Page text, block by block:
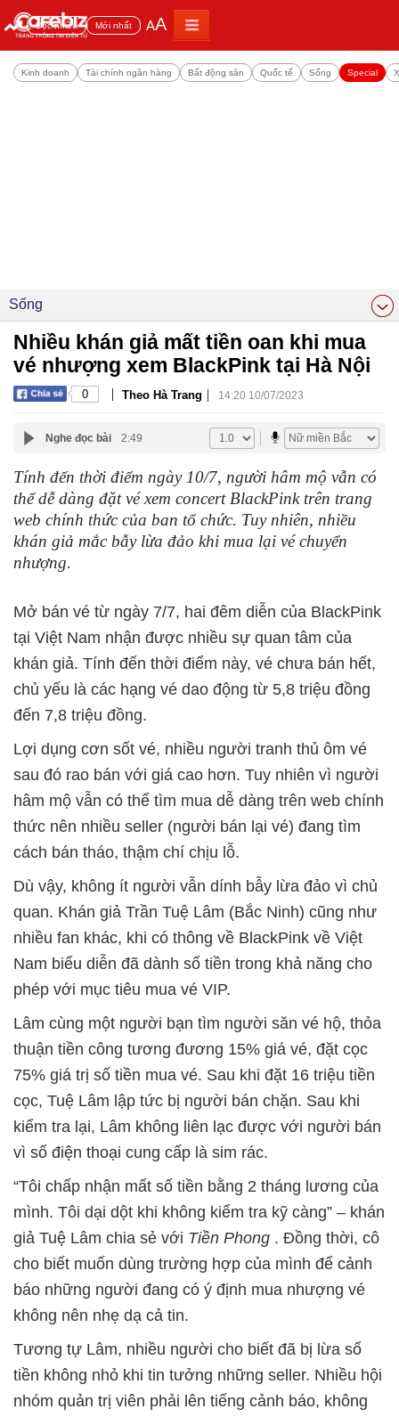
Đọc nhiều Mới nhất AA
Kinh doanh Tài chính ngân hàng Bất động sản Quốc tế Sống Special
Sống
Nhiều khán giả mất tiền oan khi mua
vé nhượng xem BlackPink tại Hà Nội
0 | Theo Hà Trang | 14:20 10/07/2023
Nghe đọc bài 2:49
Tính đến thời điểm ngày 10/7, người hâm mộ vẫn có
thể dễ dàng đặt vé xem concert BlackPink trên trang
web chính thức của ban tổ chức. Tuy nhiên, nhiều
khán giả mắc bẫy lừa đảo khi mua lại vé chuyển
nhượng.
Mở bán vé từ ngày 7/7, hai đêm diễn của BlackPink
tại Việt Nam nhận được nhiều sự quan tâm của
khán giả. Tính đến thời điểm này, vé chưa bán hết,
chủ yếu là các hạng vé dao động từ 5,8 triệu đồng
đến 7,8 triệu đồng.
Lợi dụng cơn sốt vé, nhiều người tranh thủ ôm vé
sau đó rao bán với giá cao hơn. Tuy nhiên vì người
hâm mộ vẫn có thể tìm mua dễ dàng trên web chính
thức nên nhiều seller (người bán lại vé) đang tìm
cách bán tháo, thậm chí chịu lỗ.
Dù vậy, không ít người vẫn dính bẫy lừa đảo vì chủ
quan. Khán giả Trần Tuệ Lâm (Bắc Ninh) cũng như
nhiều fan khác, khi có thông về BlackPink về Việt
Nam biểu diễn đã dành số tiền trong khả năng cho
phép với mục tiêu mua vé VIP.
Lâm cùng một người bạn tìm người săn vé hộ, thỏa
thuận tiền công tương đương 15% giá vé, đặt cọc
75% giá trị số tiền mua vé. Sau khi đặt 16 triệu tiền
cọc, Tuệ Lâm lập tức bị người bán chặn. Sau khi
kiểm tra lại, Lâm không liên lạc được với người bán
vì số điện thoại cung cấp là sim rác.
“Tôi chấp nhận mất số tiền bằng 2 tháng lương của
mình. Tôi dại dột khi không kiểm tra kỹ càng” – khán
giả Tuệ Lâm chia sẻ với Tiền Phong . Đồng thời, cô
cho biết muốn dùng trường hợp của mình để cảnh
báo những người đang có ý định mua nhượng vé
không nên nhẹ dạ cả tin.
Tương tự Lâm, nhiều người cho biết đã bị lừa số
tiền không nhỏ khi tin tưởng những seller. Nhiều hội
nhóm quản trị viên phải lên tiếng cảnh báo, không